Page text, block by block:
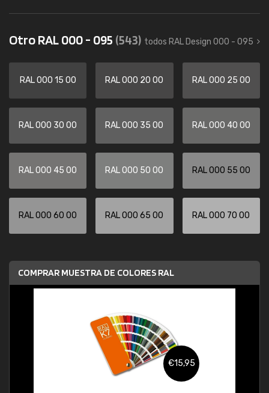
Otro RAL 000 - 095 (543) todos RAL Design 000 - 095
RAL 000 15 00 RAL 000 20 00 RAL 000 25 00
RAL 000 30 00 RAL 000 35 00 RAL 000 40 00
RAL 000 45 00 RAL 000 50 00 RAL 000 55 00
RAL 000 60 00 RAL 000 65 00 RAL 000 70 00
COMPRAR MUESTRA DE COLORES RAL
€15,95